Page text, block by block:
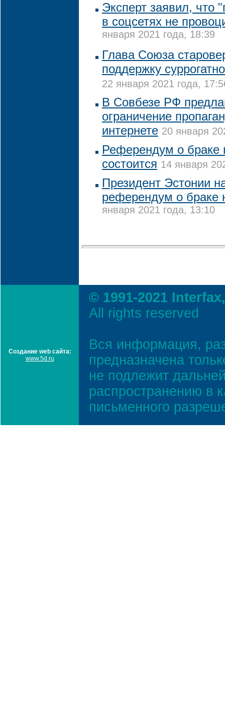
Эксперт заявил, что
в соцсетях не
января 2021 года, 18:39
Глава Союза
поддержку
22 января 2021 года,
В Совбезе РФ
ограничение
интернете 20 января
Референдум о браке
состоится 14 января
Президент Эстонии
референдум о браке
января 2021 года, 13:10
Создание web сайта:
www.5d.ru
© 1991-2021
All rights reserved
Вся информация,
предназначена
не подлежит
распространению в
письменного